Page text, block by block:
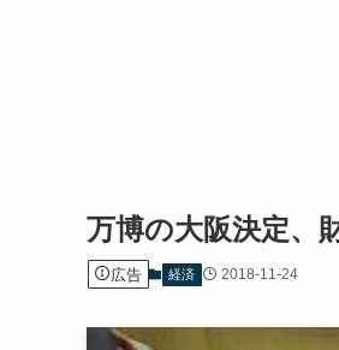
万博の大阪決定、
広告 経済 2018-11-24